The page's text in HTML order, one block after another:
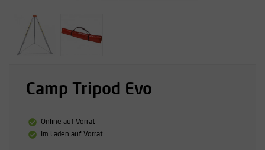
Camp Tripod Evo
Online auf Vorrat
Im Laden auf Vorrat